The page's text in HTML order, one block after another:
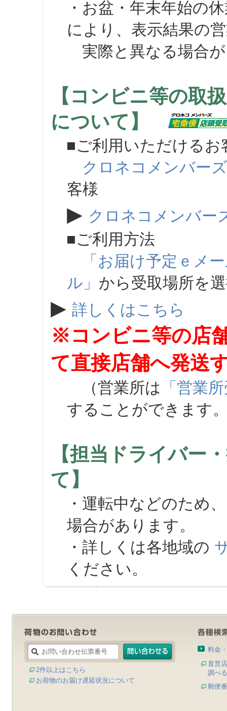
・お盆・年末年始の
により、表示結果の
実際と異なる場合が
【コンビニ等の取
について】
■ご利用いただけるお
クロネコメンバーズ
客様
▶ クロネコメンバー
■ご利用方法
「お届け予定ｅメ
ル」 から受取場所を
▶ 詳しくはこちら
※コンビニ等の店
て直接店舗へ発送
（営業所は 「営業
することができます
【担当ドライバー
て】
・運転中などのため
場合があります。
・詳しくは各地域の
ください。
2件以上はこちら
お荷物のお届け遅延状況について
料金
直営
調べる
郵便